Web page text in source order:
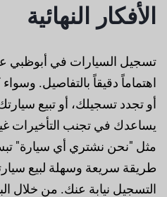
الأفكار النهائية
تسجيل السيارات في أبوظبي
اهتماماً دقيقاً بالتفاصيل.
أو تجدد تسجيلك، أو تبيع
يساعدك في تجنب التأخيرات
مثل "نحن نشتري أي سيارة"
طريقة سريعة وسهلة لبيع
التسجيل نيابة عنك. من خلال